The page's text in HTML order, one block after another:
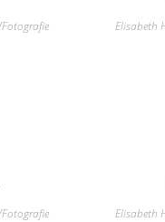
Elisabeth
Elisabeth